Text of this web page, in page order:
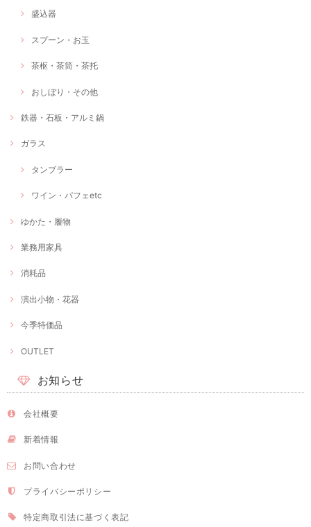
盛込器
スプーン・お玉
茶枢・茶筒・茶托
おしぼり・その他
鉄器・石板・アルミ鍋
ガラス
タンブラー
ワイン・パフェetc
ゆかた・履物
業務用家具
消耗品
演出小物・花器
今季特価品
OUTLET
お知らせ
会社概要
新着情報
お問い合わせ
プライバシーポリシー
特定商取引法に基づく表記